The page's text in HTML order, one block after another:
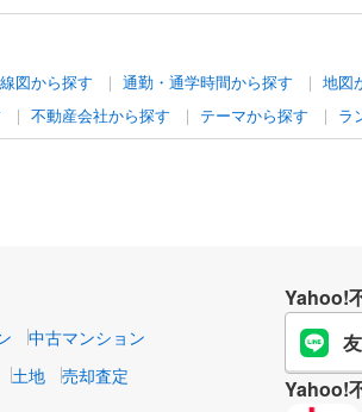
図から探す 通勤・通学時間から探す
地図
不動産会社から探す テーマから探す ラ
中古マンション
土地 売却査定
Yahoo!
Yahoo!